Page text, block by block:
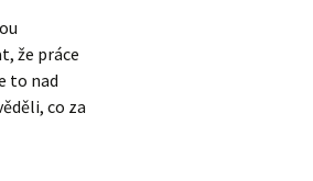
že práce
to nad
co za